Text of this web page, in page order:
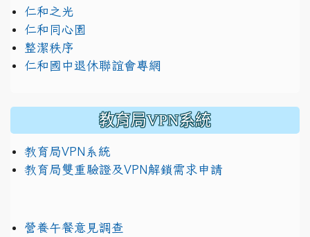
仁和之光
仁和同心園
整潔秩序
仁和國中退休聯誼會專網
教育局VPN系統
教育局VPN系統
教育局雙重驗證及VPN解鎖需求申請
營養午餐意見調查